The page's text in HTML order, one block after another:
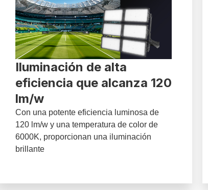
Iluminación de alta
eficiencia que alcanza 120
lm/w
Con una potente eficiencia luminosa de
120 lm/w y una temperatura de color de
6000K, proporcionan una iluminación
brillante